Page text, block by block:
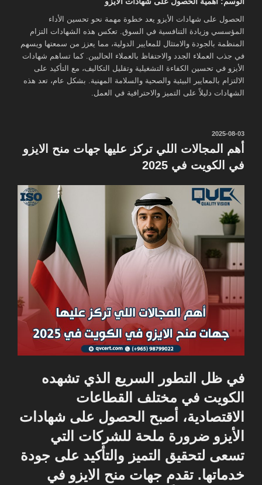
الحصول على شهادات الأيزو يعد خطوة مهمة نحو تحسين الأداء
المؤسسي وزيادة التنافسية في السوق. تعكس هذه الشهادات التزام
المنظمة بالجودة والامتثال للمعايير الدولية، مما يعزز من سمعتها ويسهم
في جذب العملاء الجدد والاحتفاظ بالعملاء الحاليين. كما تساهم شهادات
الأيزو في تحسين الكفاءة التشغيلية وتقليل التكاليف، مع التأكيد على
الالتزام بالمعايير البيئية والصحية والسلامة المهنية. بشكل عام، تعد هذه
الشهادات دليلاً على التميز والاحترافية في العمل.
نُشر
في
2025-08-03
أهم المجالات اللي تركز عليها جهات منح الايزو
في الكويت في 2025
في ظل التطور السريع الذي تشهده
الكويت في مختلف القطاعات
الاقتصادية، أصبح الحصول على شهادات
الأيزو ضرورة ملحة للشركات التي
تسعى لتحقيق التميز والتأكيد على جودة
خدماتها. تقدم جهات منح الايزو في